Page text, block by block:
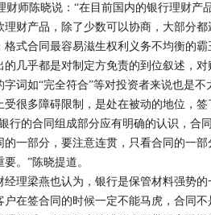
师陈晓说：“在目前国内的银行理财产
理财产品，除了少数可以协商，大部分
合同最容易滋生权利义务不均衡的霸
的几乎都是对制定方免责的到位叙述，
字词如“完全符合”等对投资者来说也是
受很多障碍限制，是处在被动的地位，签
的合同组成部分应有明确的认识，合
的一部分，要注意连贯，只看合同的一
。”陈晓提道。
梁燕也认为，银行是保管材料强势的
户在签合同的时候一定不能马虎，合同